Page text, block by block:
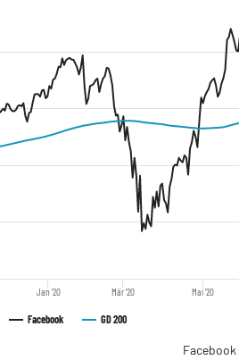
Facebook GD 200
Jan '20 Mär '20 Mai '20
Facebook